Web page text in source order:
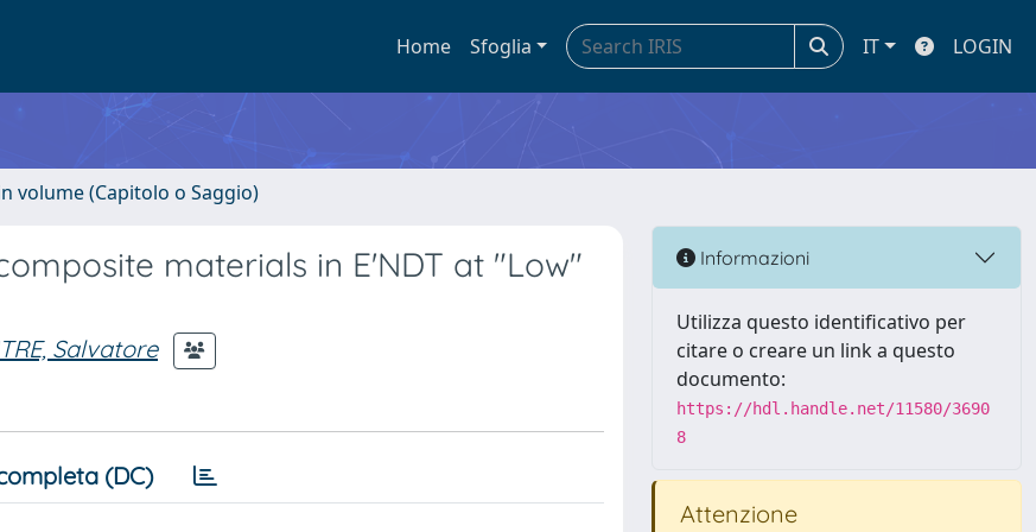
Home Sfoglia IT LOGIN
volume (Capitolo o Saggio)
materials in E'NDT at "Low"
Salvatore
(DC)
Informazioni
Utilizza questo identificativo per
citare o creare un link a questo
documento:
https://hdl.handle.net/11580/3690
8
Attenzione